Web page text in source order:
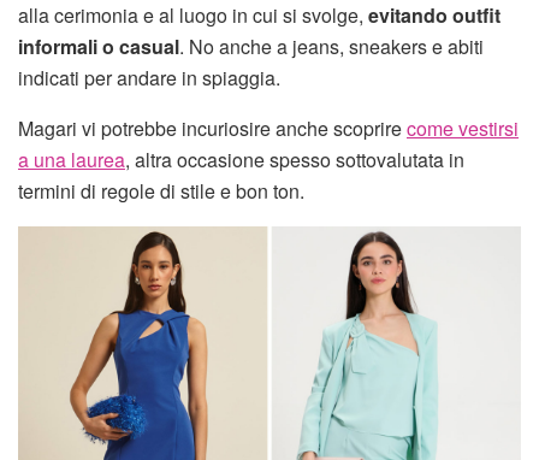
alla cerimonia e al luogo in cui si svolge, evitando outfit
informali o casual. No anche a jeans, sneakers e abiti
indicati per andare in spiaggia.
Magari vi potrebbe incuriosire anche scoprirecome vestirsi
a una laurea, altra occasione spesso sottovalutata in
termini di regole di stile e bon ton.